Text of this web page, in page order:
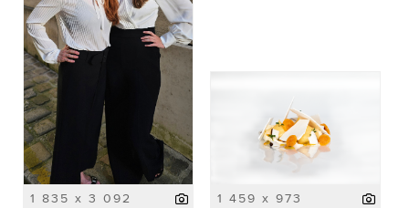
1 835 x 3 092 1 459 x 973